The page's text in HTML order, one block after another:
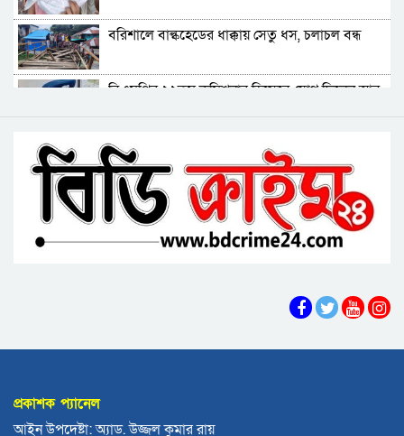
লোডশেডিংয়ে বিপর্যস্ত কুয়াকাটা, মুখ থুবড়ে পড়ছে
পর্যটন ব্যবসা
বরগুনায় মৃত ভেবে মিলাদ, ১৭ বছর পর বাড়ি ফিরলেন
বরিশালে বাল্কহেডের ধাক্কায় সেতু ধস, চলাচল বন্ধ
বিএমপির ২২তম কমিশনার হিসেবে যোগ দিলেন আবু
বরিশাল থেকে যেন কোনো রোগীকে ঢাকায় যেতে না
হয়: ড. জিয়াউদ্দিন
পটুয়াখালীতে কুকুরকে পিটিয়ে হত্যা, আসামীকে ২০
হাজার টাকা জরিমানা
ভোলায় পঞ্চম শ্রেণির ছাত্রীকে সংঘবদ্ধ ধর্ষণের
লোডশেডিংয়ে বিপর্যস্ত কুয়াকাটা, মুখ থুবড়ে পড়ছে
প্রকাশক প্যানেল
আইন উপদেষ্টা: অ্যাড. উজ্জল কুমার রায়